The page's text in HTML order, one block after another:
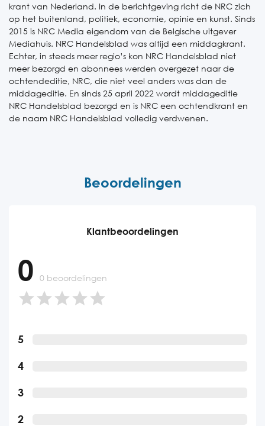
krant van Nederland. In de berichtgeving richt de NRC zich
op het buitenland, politiek, economie, opinie en kunst. Sinds
2015 is NRC Media eigendom van de Belgische uitgever
Mediahuis. NRC Handelsblad was altijd een middagkrant.
Echter, in steeds meer regio’s kon NRC Handelsblad niet
meer bezorgd en abonnees werden overgezet naar de
ochtendeditie, NRC, die niet veel anders was dan de
middageditie. En sinds 25 april 2022 wordt middageditie
NRC Handelsblad bezorgd en is NRC een ochtendkrant en
de naam NRC Handelsblad volledig verdwenen.
Beoordelingen
Klantbeoordelingen
5
4
3
2
0 0 beoordelingen